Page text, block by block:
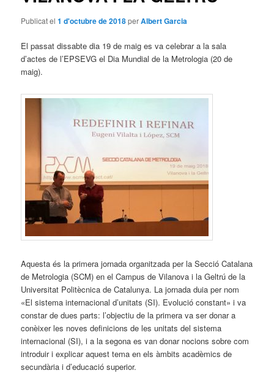
Publicat el1 d'octubre de 2018perAlbert Garcia
El passat dissabte dia 19 de maig es va celebrar a la sala
d’actes de l’EPSEVG el Dia Mundial de la Metrologia (20 de
maig).
Aquesta és la primera jornada organitzada per la Secció Catalana
de Metrologia (SCM) en el Campus de Vilanova i la Geltrú de la
Universitat Politècnica de Catalunya. La jornada duia per nom
«El sistema internacional d’unitats (SI). Evolució constant» i va
constar de dues parts: l’objectiu de la primera va ser donar a
conèixer les noves definicions de les unitats del sistema
internacional (SI), i a la segona es van donar nocions sobre com
introduir i explicar aquest tema en els àmbits acadèmics de
secundària i d’educació superior.